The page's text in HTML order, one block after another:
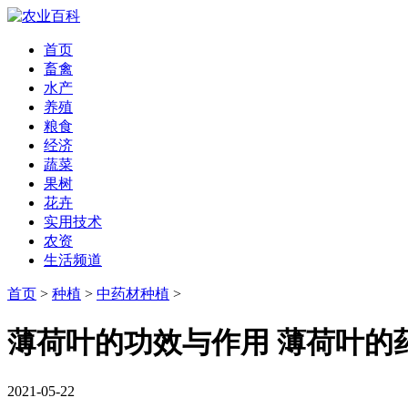
首页
畜禽
水产
养殖
粮食
经济
蔬菜
果树
花卉
实用技术
农资
生活频道
首页 > 种植 > 中药材种植 >
薄荷叶的功效与作用 薄荷叶的
2021-05-22